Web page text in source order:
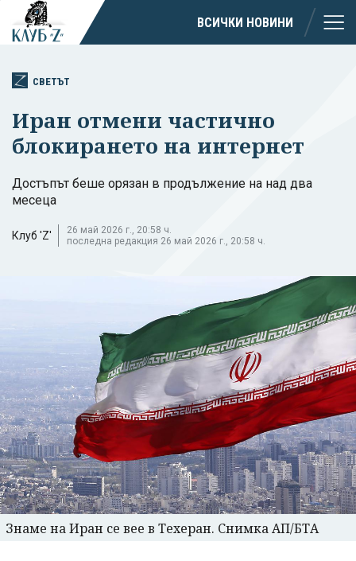
ВСИЧКИ НОВИНИ
СВЕТЪТ
Иран отмени частично
блокирането на интернет
Достъпът беше орязан в продължение на над два
месеца
Клуб 'Z'
26 май 2026 г., 20:58 ч.
последна редакция 26 май 2026 г., 20:58 ч.
Знаме на Иран се вее в Техеран. Снимка АП/БТА